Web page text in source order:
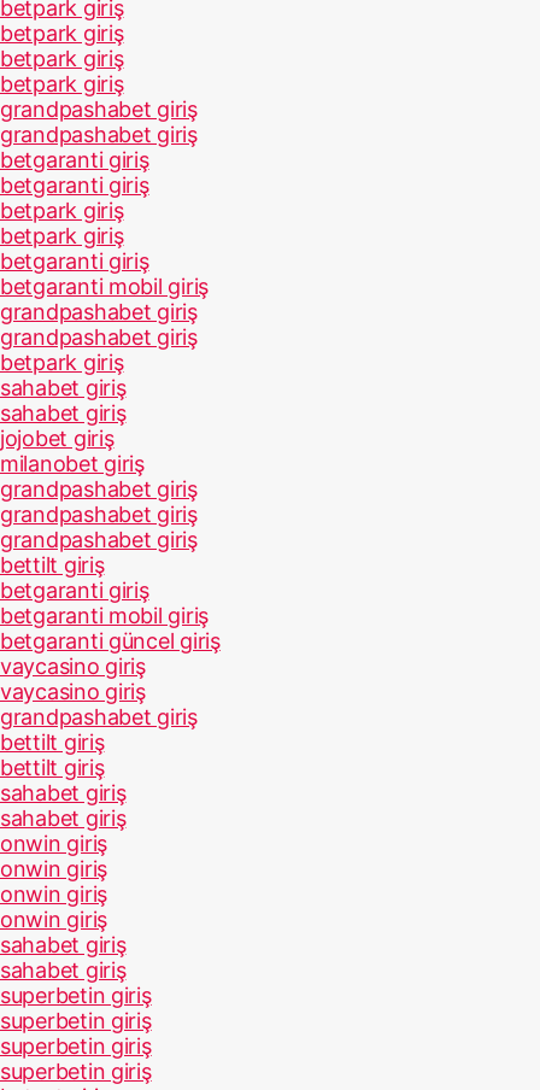
betpark giriş
betpark giriş
betpark giriş
betpark giriş
grandpashabet giriş
grandpashabet giriş
betgaranti giriş
betgaranti giriş
betpark giriş
betpark giriş
betgaranti giriş
betgaranti mobil giriş
grandpashabet giriş
grandpashabet giriş
betpark giriş
sahabet giriş
sahabet giriş
jojobet giriş
milanobet giriş
grandpashabet giriş
grandpashabet giriş
grandpashabet giriş
bettilt giriş
betgaranti giriş
betgaranti mobil giriş
betgaranti güncel giriş
vaycasino giriş
vaycasino giriş
grandpashabet giriş
bettilt giriş
bettilt giriş
sahabet giriş
sahabet giriş
onwin giriş
onwin giriş
onwin giriş
onwin giriş
sahabet giriş
sahabet giriş
superbetin giriş
superbetin giriş
superbetin giriş
superbetin giriş